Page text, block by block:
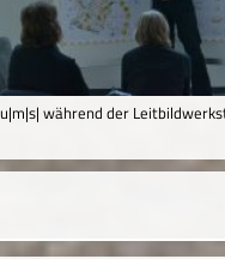
während der